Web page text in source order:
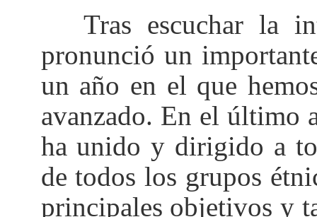
Tras escuchar la
pronunció un
un año en el que
avanzado. En el último
ha unido y dirigido a
de todos los grupos
principales objetivos y